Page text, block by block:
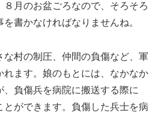
月のお盆ごろなので、そろそろ
書かなければなりませんね。
な村の制圧、仲間の負傷など、軍
れます。娘のもとには、なかなか
負傷兵を病院に搬送する際に
とができます。負傷した兵士を病